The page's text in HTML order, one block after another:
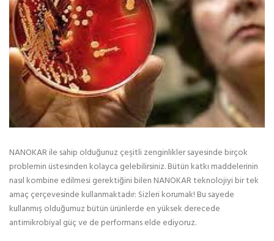
NANOKAR ile sahip olduğunuz çeşitli zenginlikler sayesinde birçok
problemin üstesinden kolayca gelebilirsiniz. Bütün katkı maddelerinin
nasıl kombine edilmesi gerektiğini bilen NANOKAR teknolojiyi bir tek
amaç çerçevesinde kullanmaktadır: Sizleri korumak! Bu sayede
kullanmış olduğumuz bütün ürünlerde en yüksek derecede
antimikrobiyal güç ve de performans elde ediyoruz.